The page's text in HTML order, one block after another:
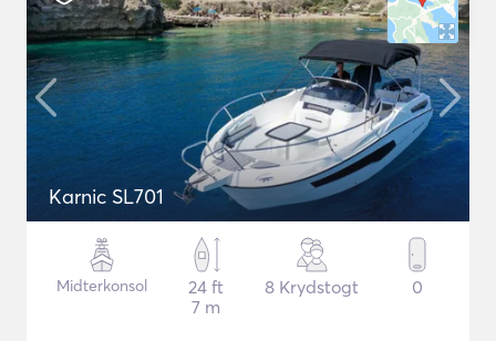
Karnic SL701
Midterkonsol
24 ft
7 m
8 Krydstogt 0